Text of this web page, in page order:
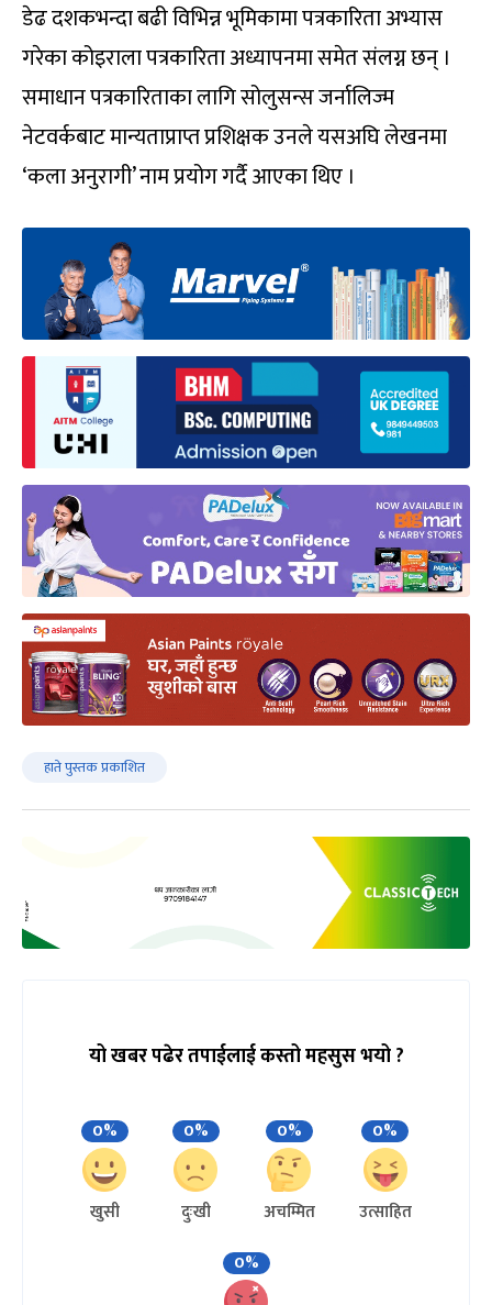
डेढ दशकभन्दा बढी विभिन्न भूमिकामा पत्रकारिता अभ्यास
गरेका कोइराला पत्रकारिता अध्यापनमा समेत संलग्न छन् ।
समाधान पत्रकारिताका लागि सोलुसन्स जर्नालिज्म
नेटवर्कबाट मान्यताप्राप्त प्रशिक्षक उनले यसअघि लेखनमा
‘कला अनुरागी’ नाम प्रयोग गर्दै आएका थिए ।
हाते पुस्तक प्रकाशित
यो खबर पढेर तपाईलाई कस्तो महसुस भयो ?
0%
खुसी
0%
दुःखी
0%
अचम्मित
0%
उत्साहित
0%